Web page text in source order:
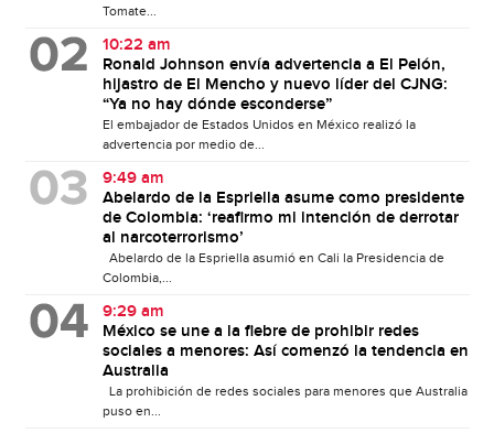
Tomate...
10:22 am
Ronald Johnson envía advertencia a El Pelón,
hijastro de El Mencho y nuevo líder del CJNG:
“Ya no hay dónde esconderse”
El embajador de Estados Unidos en México realizó la
advertencia por medio de...
9:49 am
Abelardo de la Espriella asume como presidente
de Colombia: ‘reafirmo mi intención de derrotar
al narcoterrorismo’
Abelardo de la Espriella asumió en Cali la Presidencia de
Colombia,...
9:29 am
México se une a la fiebre de prohibir redes
sociales a menores: Así comenzó la tendencia en
Australia
La prohibición de redes sociales para menores que Australia
puso en...